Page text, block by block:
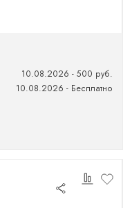
10.08.2026 - 500 руб.
10.08.2026 - Бесплатно